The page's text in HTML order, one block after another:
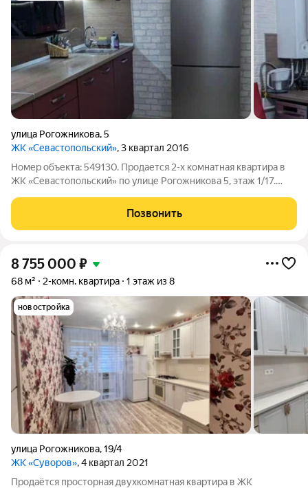
улица Рогожникова,5
ЖК «Севастопольский», 3 квартал 2016
Номер объекта: 549130. Продается 2-х комнатная квартира в
ЖК «Севастопольский» по улице Рогожникова 5, этаж 1/17.
теплый пол. Мебель и техника частично остается, формат
«заходи и живи».
Позвонить
8 755 000 ₽
68 м² 2-комн. квартира 1 этаж из 8
новостройка
улица Рогожникова,19/4
ЖК «Суворов», 4 квартал 2021
Продаётся просторная двухкомнатная квартира в ЖК